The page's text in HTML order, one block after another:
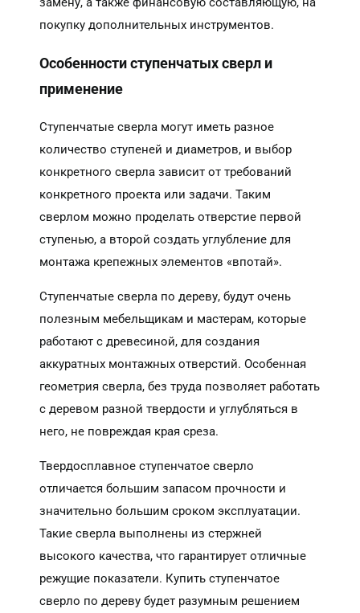
покупку дополнительных инструментов.
Особенности ступенчатых сверл и
применение
Ступенчатые сверла могут иметь разное
количество ступеней и диаметров, и выбор
конкретного сверла зависит от требований
конкретного проекта или задачи. Таким
сверлом можно проделать отверстие первой
ступенью, а второй создать углубление для
монтажа крепежных элементов «впотай».
Ступенчатые сверла по дереву, будут очень
полезным мебельщикам и мастерам, которые
работают с древесиной, для создания
аккуратных монтажных отверстий. Особенная
геометрия сверла, без труда позволяет работать
с деревом разной твердости и углубляться в
него, не повреждая края среза.
Твердосплавное ступенчатое сверло
отличается большим запасом прочности и
значительно большим сроком эксплуатации.
Такие сверла выполнены из стержней
высокого качества, что гарантирует отличные
режущие показатели. Купить ступенчатое
сверло по дереву будет разумным решением